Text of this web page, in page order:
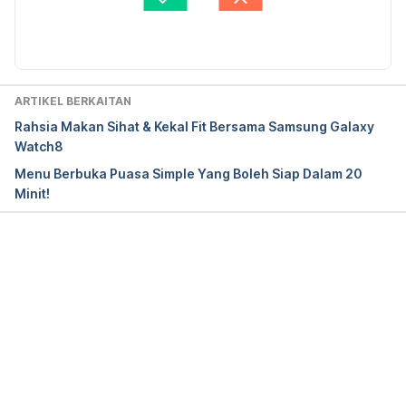
Jika Anak Memilih Makan, Ini Panduan Penggantian
https://hellodoktor.com/ms/keibubapaan/pemakana
n-kanak-kanak/jika-anak-memilih-makan-ini-
kanak/ / Accessed on June 3, 2019.
Diperbaharui oleh:
Nurul Halifah
ARTIKEL BERKAITAN
Rahsia Makan Sihat & Kekal Fit Bersama Samsung Galaxy
Watch8
Menu Berbuka Puasa Simple Yang Boleh Siap Dalam 20
Minit!